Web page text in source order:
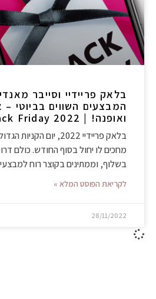
המבצעים השווים בביוטי –
ואופנה! | Black Friday 2022
בלאק פריידיי 2022, יום
מחכים לו יחול בסוף החודש. כולם
בשלוף, וממתינים בקוצר רוח
לקריאת הפוסט המלא »
28/11/2022